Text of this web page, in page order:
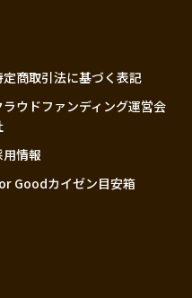
定商取引法に基づく表記
ラウドファンディング運営会
用情報
Goodカイゼン目安箱